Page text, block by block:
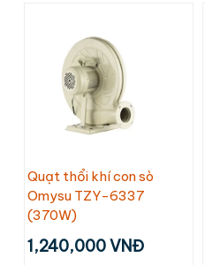
Quạt thổi khí con sò
Omysu TZY-6337
(370W)
1,240,000 VNĐ